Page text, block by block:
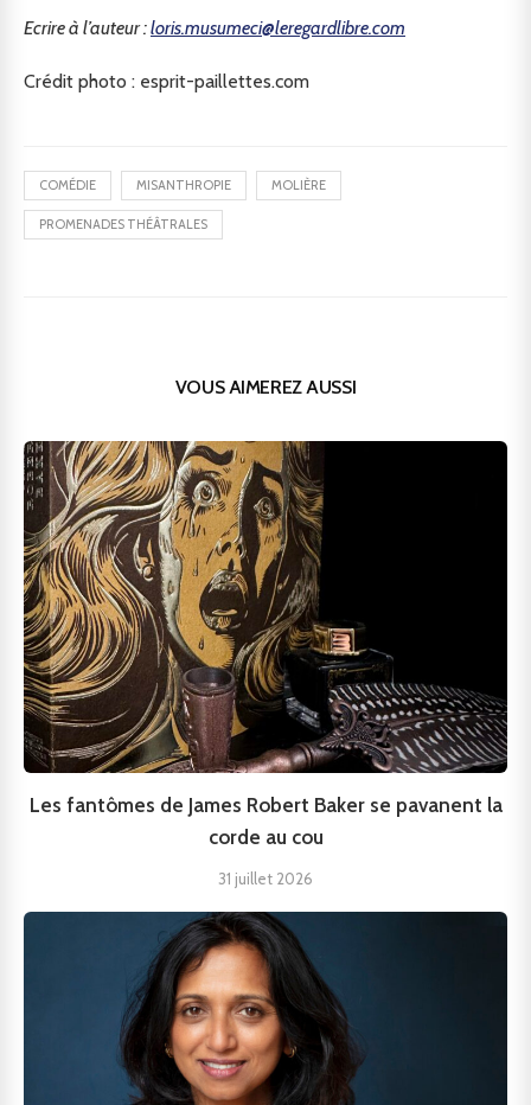
Ecrire à l’auteur :loris.musumeci@leregardlibre.com
Crédit photo : esprit-paillettes.com
COMÉDIE MISANTHROPIE MOLIÈRE
PROMENADES THÉÂTRALES
VOUS AIMEREZ AUSSI
Les fantômes de James Robert Baker se pavanent la
corde au cou
31 juillet 2026